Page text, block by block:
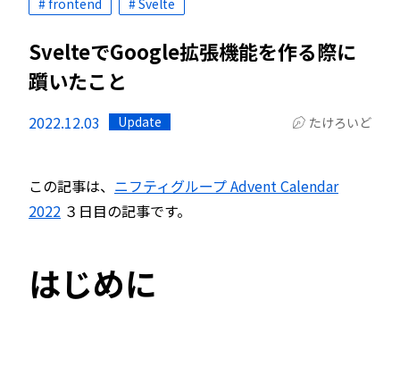
# frontend # Svelte
SvelteでGoogle拡張機能を作る際に
躓いたこと
2022.12.03 Update たけろいど
この記事は、 ニフティグループ Advent Calendar
2022 ３日目の記事です。
はじめに